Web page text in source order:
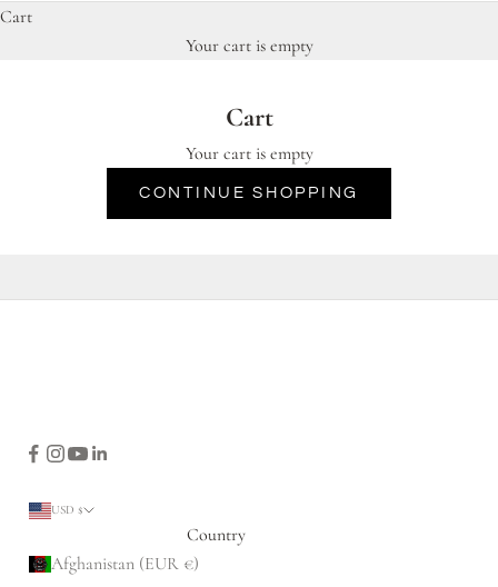
Cart
Your cart is empty
Cart
Your cart is empty
CONTINUE SHOPPING
USD $
Country
Afghanistan (EUR €)